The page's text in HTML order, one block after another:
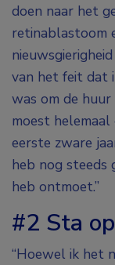
doen naar het
retinablastoom
van het feit dat
was om de
moest
eerste zware
heb nog steeds
heb ontmoet.”
#2 Sta
“Hoewel ik het